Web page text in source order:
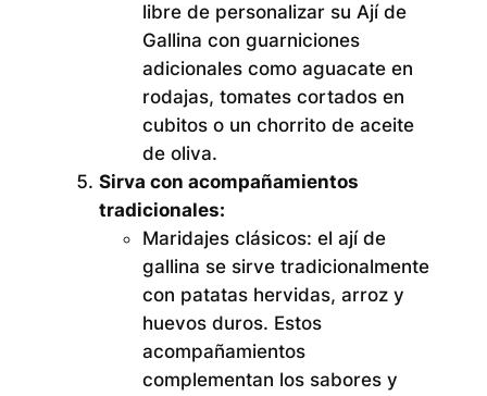
libre de personalizar su Ají de
Gallina con guarniciones
adicionales como aguacate en
rodajas, tomates cortados en
cubitos o un chorrito de aceite
de oliva.
Sirva con acompañamientos
tradicionales:
Maridajes clásicos: el ají de
gallina se sirve tradicionalmente
con patatas hervidas, arroz y
huevos duros. Estos
acompañamientos
complementan los sabores y